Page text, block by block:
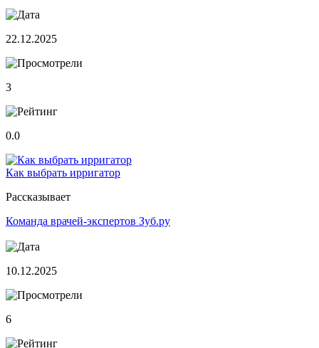
22.12.2025
3
0.0
Как выбрать ирригатор
Рассказывает
Команда врачей-экспертов Зуб.ру
10.12.2025
6